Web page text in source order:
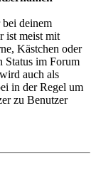
deinem
ist meist mit
Kästchen oder
Status im Forum
auch als
in der Regel um
zu Benutzer